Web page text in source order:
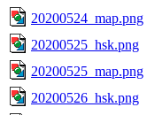
20200524_map.png
20200525_hsk.png
20200525_map.png
20200526_hsk.png